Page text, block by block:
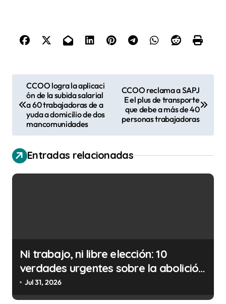
e
g
a
c
n
CCOO logra la aplicaci
ón de la subida salarial
a 60 trabajadoras de a
yuda a domicilio de dos
mancomunidades
CCOO reclama a SAPJ
E el plus de transporte
que debe a más de 40
personas trabajadoras
Entradas relacionadas
Ni trabajo, ni libre elección: 10
verdades urgentes sobre la abolición
de la prostitución
Jul 31, 2026